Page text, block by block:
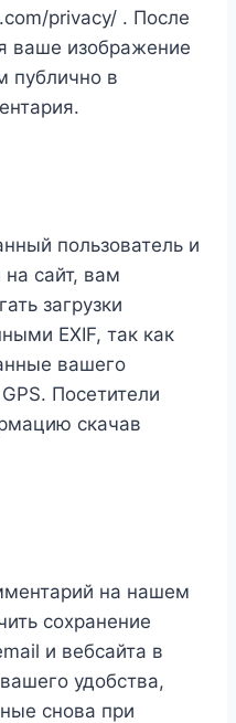
privacy/ . После
ваше изображение
публично в
пользователь и
сайт, вам
загрузки
EXIF, так как
вашего
Посетители
скачав
на нашем
сохранение
и вебсайта в
удобства,
снова при